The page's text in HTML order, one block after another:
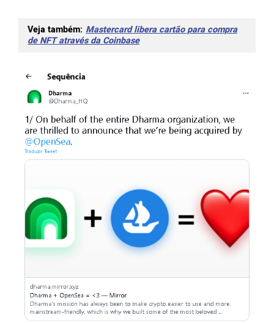
Veja também: Mastercard libera cartão para compra
de NFT através da Coinbase